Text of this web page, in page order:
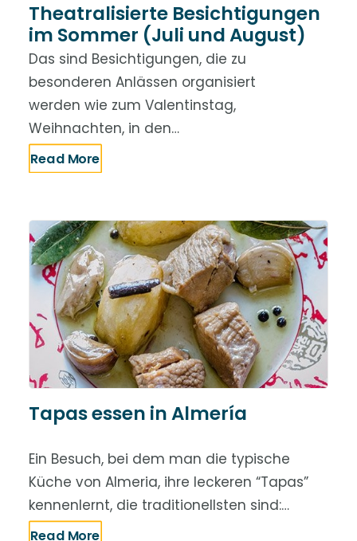
Theatralisierte Besichtigungen
im Sommer (Juli und August)
Das sind Besichtigungen, die zu
besonderen Anlässen organisiert
werden wie zum Valentinstag,
Weihnachten, in den…
Read More
Tapas essen in Almería
Ein Besuch, bei dem man die typische
Küche von Almeria, ihre leckeren “Tapas”
kennenlernt, die traditionellsten sind:…
Read More